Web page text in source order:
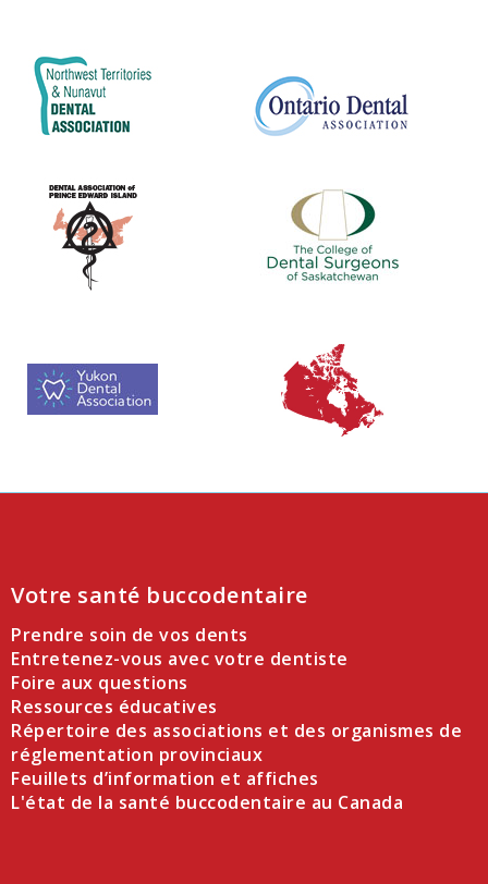
Votre santé buccodentaire
Prendre soin de vos dents
Entretenez-vous avec votre dentiste
Foire aux questions
Ressources éducatives
Répertoire des associations et des organismes de
réglementation provinciaux
Feuillets d’information et affiches
L'état de la santé buccodentaire au Canada